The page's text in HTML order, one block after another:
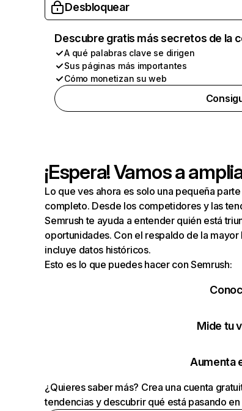
Desbloquear
Descubre gratis más secretos de la
A qué palabras clave se dirigen
Sus páginas más importantes
Cómo monetizan su web
¡Espera! Vamos a
Lo que ves ahora es solo una pequeña
completo. Desde los competidores y las
Semrush te ayuda a entender quién está
oportunidades. Con el respaldo de la
incluye datos históricos.
Esto es lo que puedes hacer con Semrush:
Mide tu
Aumenta
¿Quieres saber más? Crea una cuenta
tendencias y descubrir qué está pasando en